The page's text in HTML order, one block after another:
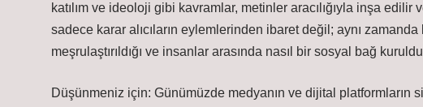
katılım ve ideoloji gibi kavramlar, metinler aracılığıyla inşa
sadece karar alıcıların eylemlerinden ibaret değil; aynı
meşrulaştırıldığı ve insanlar arasında nasıl bir sosyal bağ
Düşünmeniz için: Günümüzde medyanın ve dijital